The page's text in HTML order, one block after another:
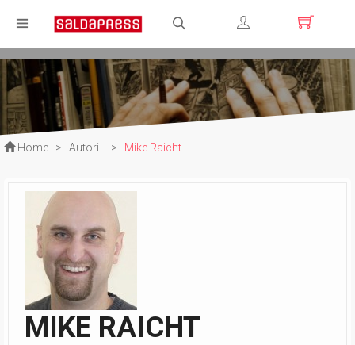
Registrati
Login
Home > Autori > Mike Raicht
MIKE RAICHT